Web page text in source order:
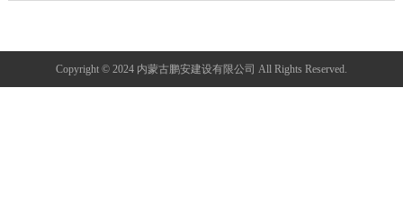
Copyright © 2024 内蒙古鹏安建设有限公司 All Rights Reserved.